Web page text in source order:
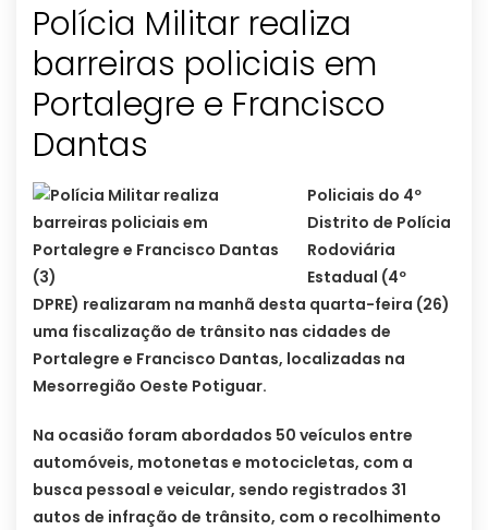
Polícia Militar realiza
barreiras policiais em
Portalegre e Francisco
Policiais do 4º
Distrito de Polícia
Rodoviária
Estadual (4º
DPRE) realizaram na manhã desta quarta-feira (26)
uma fiscalização de trânsito nas cidades de
Portalegre e Francisco Dantas, localizadas na
Mesorregião Oeste Potiguar.
Na ocasião foram abordados 50 veículos entre
automóveis, motonetas e motocicletas, com a
busca pessoal e veicular, sendo registrados 31
autos de infração de trânsito, com o recolhimento